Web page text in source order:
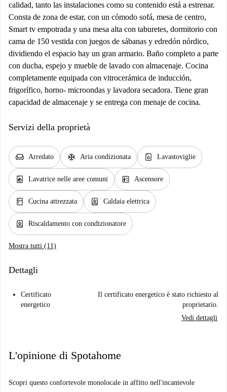
calidad, tanto las instalaciones como su contenido está a estrenar.
Consta de zona de estar, con un cómodo sofá, mesa de centro,
Smart tv empotrada y una mesa alta con taburetes, dormitorio con
cama de 150 vestida con juegos de sábanas y edredón nórdico,
dividiendo el espacio hay un gran armario. Baño completo a parte
con ducha, espejo y mueble de lavado con almacenaje. Cocina
completamente equipada con vitrocerámica de inducción,
frigorífico, horno- microondas y lavadora secadora. Tiene gran
capacidad de almacenaje y se entrega con menaje de cocina.
Servizi della proprietà
chair Arredato ac_unit Aria condizionata dishwasher_gen Lavastoviglie
local_laundry_service Lavatrice nelle aree comuni elevator Ascensore
kitchen Cucina attrezzata water_heater Caldaia elettrica
water_heater Riscaldamento con condizionatore
Mostra tutti (11)
Dettagli
Certificato
energetico
Il certificato energetico è stato richiesto al
proprietario.
Vedi dettagli
L'opinione di Spotahome
Scopri questo confortevole monolocale in affitto nell'incantevole